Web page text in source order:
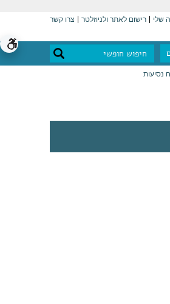
שלי רישום לאתר ולניוזלטר צרו קשר
נסיעות